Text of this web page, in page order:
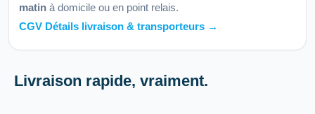
matin à domicile ou en point relais.
CGV Détails livraison & transporteurs →
Livraison rapide, vraiment.